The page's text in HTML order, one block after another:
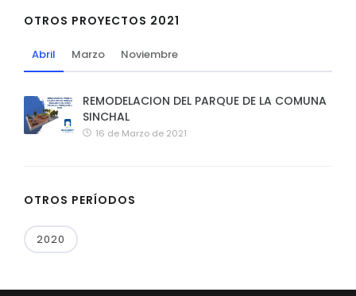
OTROS PROYECTOS 2021
Abril Marzo Noviembre
REMODELACION DEL PARQUE DE LA COMUNA
SINCHAL
16 de Marzo de 2021
OTROS PERÍODOS
2020